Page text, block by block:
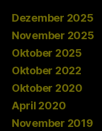
Dezember 2025
November 2025
Oktober 2025
Oktober 2022
Oktober 2020
April 2020
November 2019